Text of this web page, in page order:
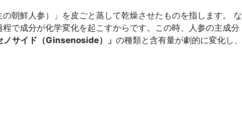
朝鮮人参）」を皮ごと蒸して乾燥させたものを指します。 な
で成分が化学変化を起こすからです。この時、人参の主成分
サイド（Ginsenoside）」 の種類と含有量が劇的に変化し、